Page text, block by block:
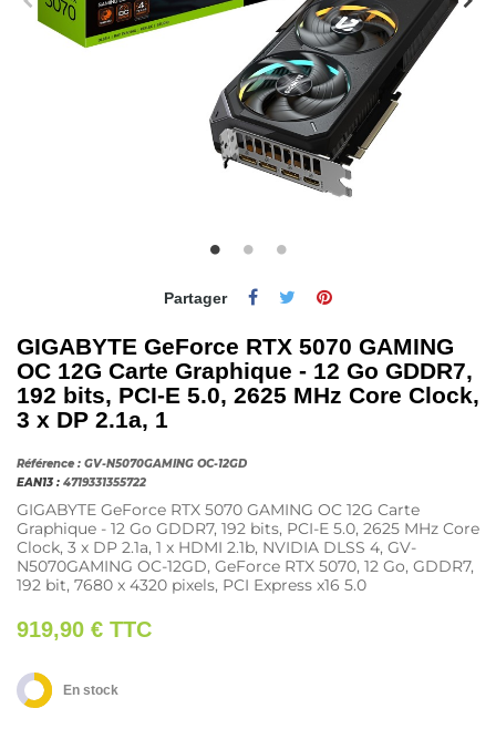
Partager
GIGABYTE GeForce RTX 5070 GAMING
OC 12G Carte Graphique - 12 Go GDDR7,
192 bits, PCI-E 5.0, 2625 MHz Core Clock,
3 x DP 2.1a, 1
Référence : GV-N5070GAMING OC-12GD
EAN13 : 4719331355722
GIGABYTE GeForce RTX 5070 GAMING OC 12G Carte
Graphique - 12 Go GDDR7, 192 bits, PCI-E 5.0, 2625 MHz Core
Clock, 3 x DP 2.1a, 1 x HDMI 2.1b, NVIDIA DLSS 4, GV-
N5070GAMING OC-12GD, GeForce RTX 5070, 12 Go, GDDR7,
192 bit, 7680 x 4320 pixels, PCI Express x16 5.0
919,90 € TTC
En stock